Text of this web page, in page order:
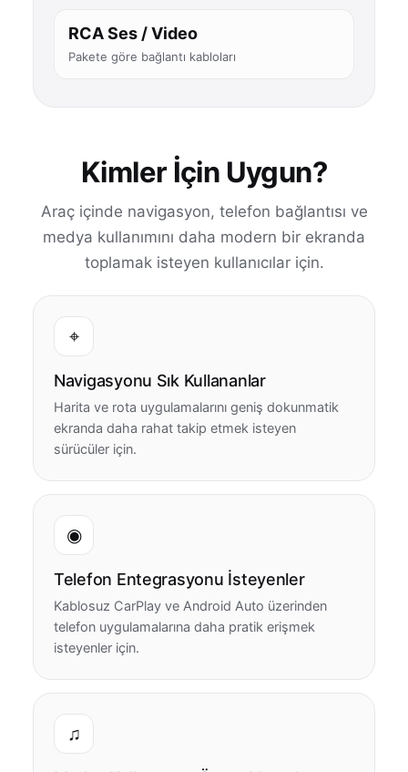
RCA Ses / Video
Pakete göre bağlantı kabloları
Kimler İçin Uygun?
Araç içinde navigasyon, telefon bağlantısı ve
medya kullanımını daha modern bir ekranda
toplamak isteyen kullanıcılar için.
⌖
Navigasyonu Sık Kullananlar
Harita ve rota uygulamalarını geniş dokunmatik
ekranda daha rahat takip etmek isteyen
sürücüler için.
◉
Telefon Entegrasyonu İsteyenler
Kablosuz CarPlay ve Android Auto üzerinden
telefon uygulamalarına daha pratik erişmek
isteyenler için.
♫